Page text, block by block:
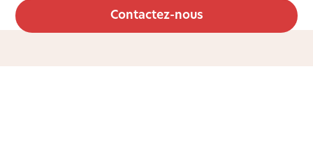
Contactez-nous